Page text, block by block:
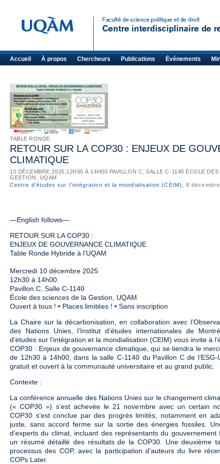
Accueil À propos Chercheurs Publications Événements
TABLE RONDE
RETOUR SUR LA COP30 : ENJEUX DE
CLIMATIQUE
10 DÉCEMBRE 2025,12H30 À 14H00 PAVILLON C, SALLE C-1140 ÉCOLE
GESTION, UQAM
Centre d’études sur l’intégration et la mondialisation (CEIM)
, 8
—English follows—
RETOUR SUR LA COP30 :
ENJEUX DE GOUVERNANCE CLIMATIQUE
Table Ronde Hybride à l’UQAM
Mercredi 10 décembre 2025
12h30 à 14h00
Pavillon C, Salle C-1140
École des sciences de la Gestion, UQAM
Ouvert à tous ! • Places limitées ! • Sans inscription
La Chaire sur la décarbonisation, en collaboration avec
des Nations Unies, l’Institut d’études internationales de
d’études sur l’intégration et la mondialisation (CEIM) vous invite à
COP30 : Enjeux de gouvernance climatique, qui se tiendra le
de 12h30 à 14h00, dans la salle C-1140 du Pavillon C de l’ESG-
gratuit et ouvert à la communauté universitaire et au grand public.
Contexte :
La conférence annuelle des Nations Unies sur le changement
(« COP30 ») s’est achevée le 21 novembre avec un certain
COP30 s’est conclue par des progrès limités, notamment en
juste, sans accord ferme sur la sortie des énergies fossiles.
d’experts du climat, incluant des représentants du
un résumé détaillé des résultats de la COP30. Une deuxième
processus des COP, avec la participation d’auteurs du livre
COPs Later.